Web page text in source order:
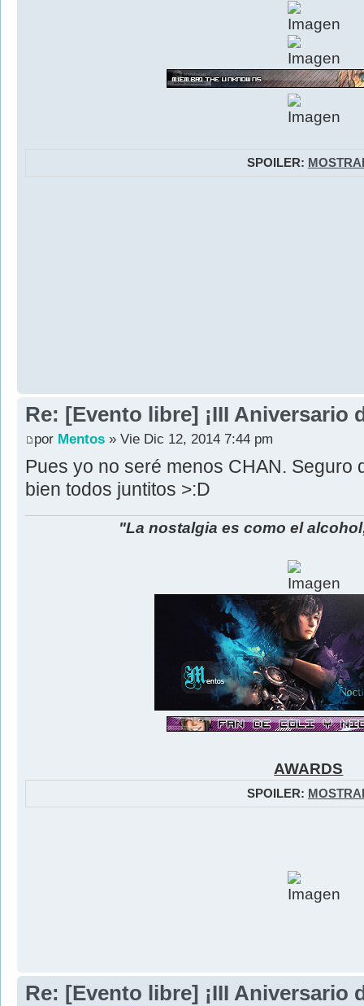
SPOILER:
Re: [Evento libre] ¡III Aniversario
por Mentos » Vie Dic 12, 2014 7:44 pm
Pues yo no seré menos CHAN. Seguro
bien todos juntitos >:D
"La nostalgia es como el
AWARDS
SPOILER:
Re: [Evento libre] ¡III Aniversario